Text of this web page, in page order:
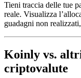
Tieni traccia delle tue
reale. Visualizza
guadagni non
Koinly vs.
criptovalute